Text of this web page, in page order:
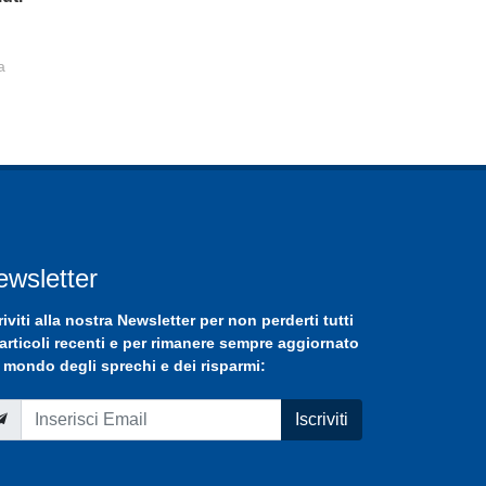
alla nostra Newsletterper non perderti tutti
recenti e per rimanere sempre aggiornato
degli sprechi e dei risparmi:
Iscriviti